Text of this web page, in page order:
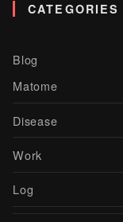
CATEGORIES
Blog
Matome
Disease
Work
Log